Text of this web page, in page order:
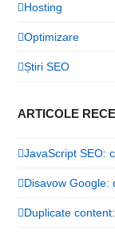
Hosting
Optimizare
Știri SEO
ARTICOLE
JavaScript SEO:
Disavow Google:
Duplicate